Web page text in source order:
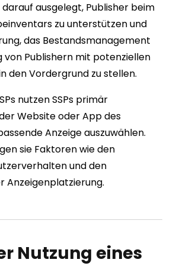
darauf ausgelegt, Publisher beim
zu unterstützen und
das Bestandsmanagement
von Publishern mit potenziellen
den Vordergrund zu stellen.
nutzen SSPs primär
Website oder App des
Anzeige auszuwählen.
sie Faktoren wie den
und den
Anzeigenplatzierung.
Nutzung eines